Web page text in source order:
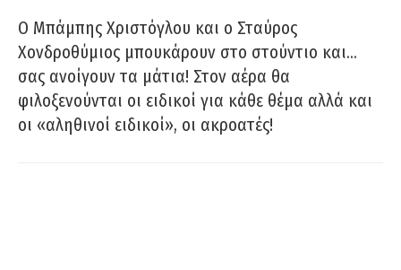
O Μπάμπης Χριστόγλου και ο Σταύρος
Χονδροθύμιος μπουκάρουν στο στούντιο και…
σας ανοίγουν τα μάτια! Στον αέρα θα
φιλοξενούνται οι ειδικοί για κάθε θέμα αλλά και
οι «αληθινοί ειδικοί», οι ακροατές!